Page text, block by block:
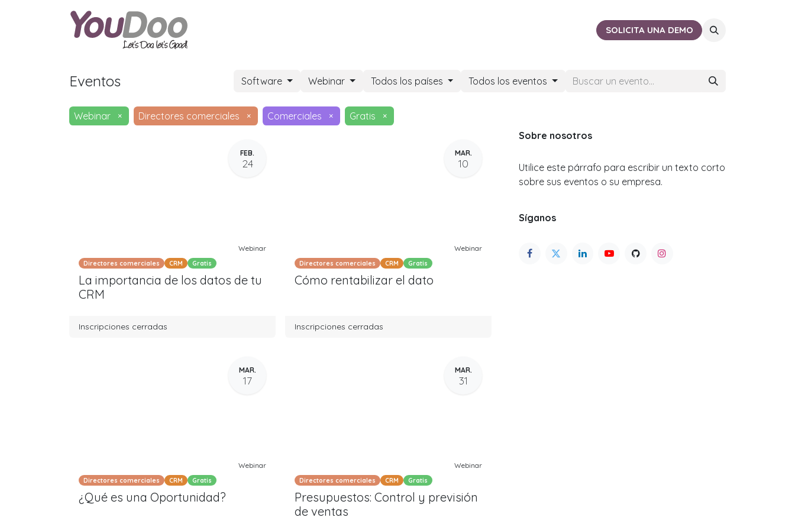
CERCA DE TISOLICITA UNA DEMO
Eventos Software Webinar Todos los países Todos los eventos
Webinar × Directores comerciales × Comerciales × Gratis ×
FEB.
24
Webinar
Directores comerciales CRM Gratis
La importancia de los datos de tu
CRM
Inscripciones cerradas
MAR.
10
Webinar
Directores comerciales CRM Gratis
Cómo rentabilizar el dato
Inscripciones cerradas
MAR.
17
Webinar
Directores comerciales CRM Gratis
¿Qué es una Oportunidad?
MAR.
31
Webinar
Directores comerciales CRM Gratis
Presupuestos: Control y previsión
de ventas
Sobre nosotros
Utilice este párrafo para escribir un texto corto
sobre sus eventos o su empresa.
Síganos